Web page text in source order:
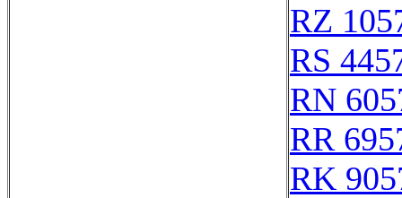
RZ
RS
RN
RR
RK